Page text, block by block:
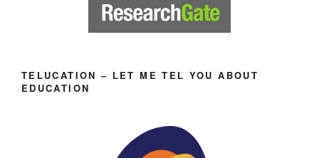
TELUCATION – LET ME TEL YOU ABOUT
EDUCATION